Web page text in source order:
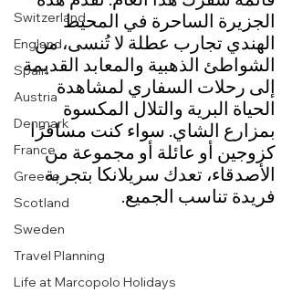
Switzerland
England
Spain
Austria
Denmark
France
Greece
Scotland
Sweden
Travel Planning
Life at Marcopolo Holidays
الجزيرة الساحرة في المحيط
الهندي تجارب عطلة لا تُنسى، من
الشواطئ الذهبية والمعابد القديمة
إلى رحلات السفاري لمشاهدة
الحياة البرية والتلال المكسوة
بمزارع الشاي. سواء كنت مسافرًا
كزوجين أو عائلة أو مجموعة من
الأصدقاء، تعدك سريلانكا بتجربة
فريدة تناسب الجميع.